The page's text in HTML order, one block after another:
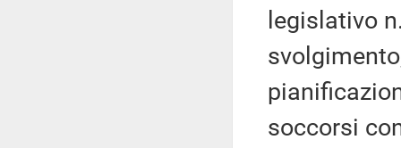
legislativo
soccorsi